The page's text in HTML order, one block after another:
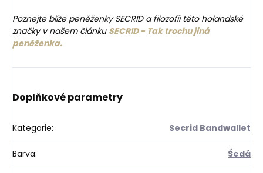
Poznejte blíže peněženky SECRID a filozofii této holandské
značky v našem článku SECRID - Tak trochu jiná
peněženka.
Doplňkové parametry
Kategorie: Secrid Bandwallet
Barva: Šedá